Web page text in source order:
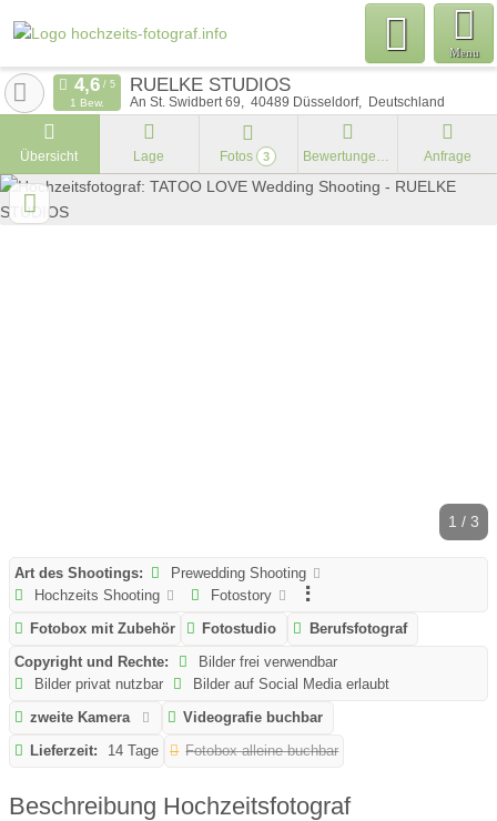
Menu
RUELKE STUDIOS
An St. Swidbert 69 40489 Düsseldorf Deutschland
1 Bew.
Übersicht Lage Fotos 3 Bewertungen Anfrage
1 / 3
Art des Shootings:
Prewedding Shooting
Hochzeits Shooting
Fotostory
Fotobox mit Zubehör
Fotostudio
Berufsfotograf
Copyright und Rechte:
Bilder frei verwendbar
Bilder privat nutzbar
Bilder auf Social Media erlaubt
zweite Kamera
Videografie buchbar
Lieferzeit:
14 Tage Fotobox alleine buchbar
Beschreibung Hochzeitsfotograf